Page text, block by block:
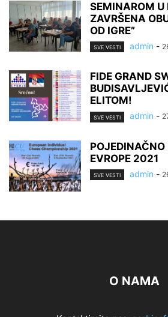
SEMINAROM U
ZAVRŠENA
OD IGRE”
SVE VESTI admin -
FIDE GRAND
ELITOM!
SVE VESTI admin -
POJEDINAČNO
EVROPE 2021
SVE VESTI admin -
O NAMA